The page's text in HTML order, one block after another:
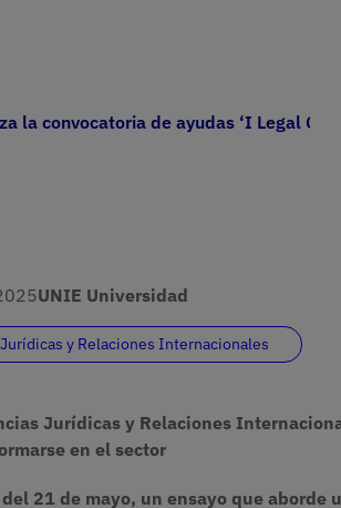
la convocatoria de ayudas ‘I Legal
UNIE Universidad
y Relaciones Internacionales
Jurídicas y Relaciones
en el sector
21 de mayo, un ensayo que aborde